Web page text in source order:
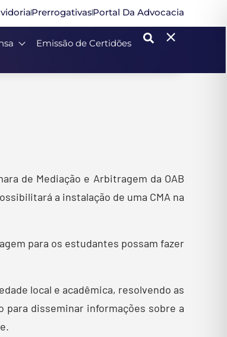
PrerrogativasPortal Da Advocacia
Emissão de Certidões
de Mediação e Arbitragem da OAB
a instalação de uma CMA na
para os estudantes possam fazer
local e acadêmica, resolvendo as
disseminar informações sobre a